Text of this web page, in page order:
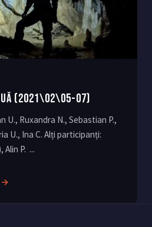
(2021\02\05-07)
U., Ruxandra N., Sebastian P.,
U., Ina C. Alți participanți:
Alin P. ...